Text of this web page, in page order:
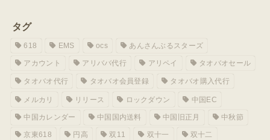
タグ
618 EMS ocs あんさんぶるスターズ
アカウント アリババ代行 アリペイ タオバオセール
タオバオ代行 タオバオ会員登録 タオバオ購入代行
メルカリ リリース ロックダウン 中国EC
中国カレンダー 中国国内送料 中国旧正月 中秋節
京東618 円高 双11 双十一 双十二